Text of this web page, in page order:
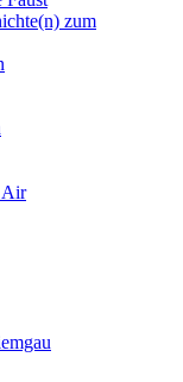
zum
Air